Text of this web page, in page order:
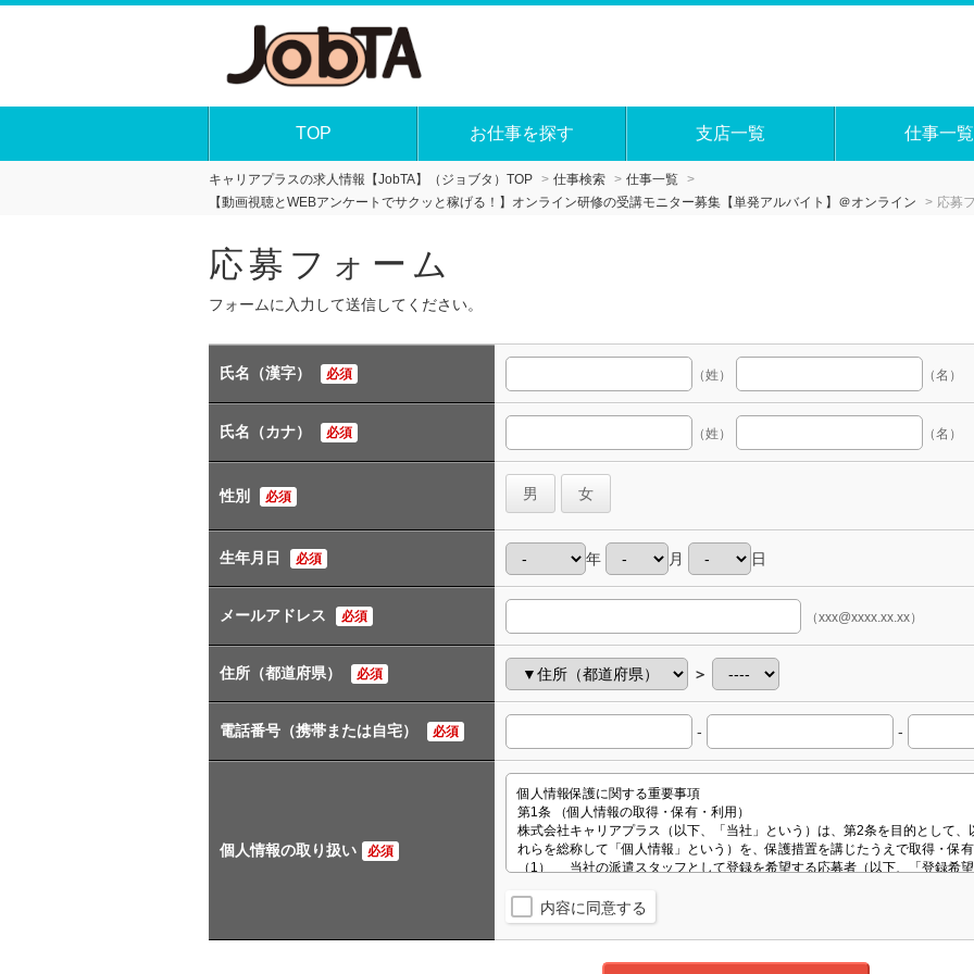
TOP お仕事を探す 支店一覧 仕事一覧
キャリアプラスの求人情報【JobTA】（ジョブタ）TOP 仕事検索
仕事一覧
【動画視聴とWEBアンケートでサクッと稼げる！】オンライン研修の受講モニター募集【単発アルバイト】＠オンライン
応募
応募フォーム
フォームに入力して送信してください。
氏名（漢字） 必須 （姓） （名）
氏名（カナ） 必須 （姓） （名）
性別 必須 男 女
生年月日 必須 年 月 日
メールアドレス 必須 （xxx@xxxx.xx.xx）
住所（都道府県） 必須 ＞
電話番号（携帯または自宅） 必須 - -
個人情報の取り扱い 必須
内容に同意する